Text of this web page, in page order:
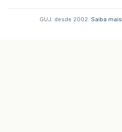
GUJ: desde 2002. Saiba mais